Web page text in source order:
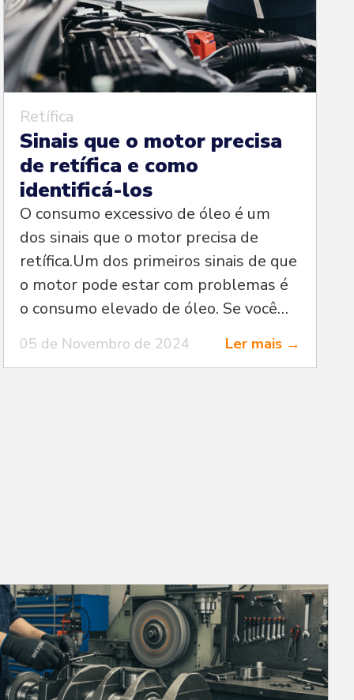
Retífica
Sinais que o motor precisa
de retífica e como
identificá-los
O consumo excessivo de óleo é um
dos sinais que o motor precisa de
retífica.Um dos primeiros sinais de que
o motor pode estar com problemas é
o consumo elevado de óleo. Se você
notar que o nível de óleo está
escapamento é um dos sinais mais
comuns de que o motor precisa de
retífica.Outro sinal claro de que o
motor precisa de uma retífica é a
presença de fumaça no escapamento.
05 de Novembro de 2024 Ler mais →